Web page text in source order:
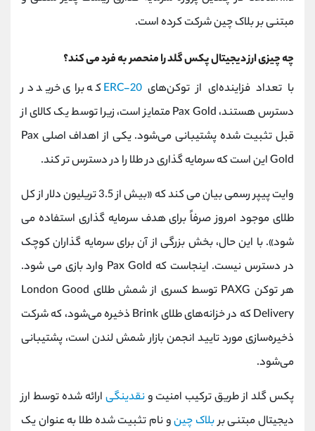
مبتنی بر بلاک چین شرکت کرده است.
چه چیزی ارز دیجیتال پکس گلد را منحصر به فرد می کند؟
با تعداد فزاینده‌ای از توکن‌هایERC-20که برای خرید در
دسترس هستند، Pax Gold متمایز است، زیرا توسط یک کالای از
قبل تثبیت شده پشتیبانی می‌شود. یکی از اهداف اصلی Pax
Gold این است که سرمایه گذاری در طلا را در دسترس تر کند.
وایت پیپر رسمی بیان می کند که «بیش از 3.5 تریلیون دلار از کل
طلای موجود امروز صرفاً برای هدف سرمایه گذاری استفاده می
شود». با این حال، بخش بزرگی از آن برای سرمایه گذاران کوچک
در دسترس نیست. اینجاست که Pax Gold وارد بازی می شود.
هر توکن PAXG توسط کسری از شمش طلای London Good
Delivery که در خزانه‌های طلای Brink ذخیره می‌شود، که شرکت
ذخیره‌سازی مورد تایید انجمن بازار شمش لندن است، پشتیبانی
می‌شود.
پکس گلد از طریق ترکیب امنیت ونقدینگی ارائه شده توسط ارز
دیجیتال مبتنی بربلاک چینو نام تثبیت شده طلا به عنوان یک